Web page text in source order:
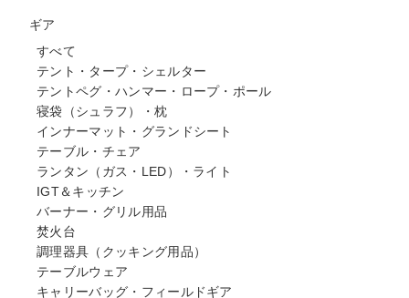
ギア
すべて
テント・タープ・シェルター
テントペグ・ハンマー・ロープ・ポール
寝袋（シュラフ）・枕
インナーマット・グランドシート
テーブル・チェア
ランタン（ガス・LED）・ライト
IGT＆キッチン
バーナー・グリル用品
焚火台
調理器具（クッキング用品）
テーブルウェア
キャリーバッグ・フィールドギア